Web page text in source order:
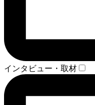
インタビュー・取材